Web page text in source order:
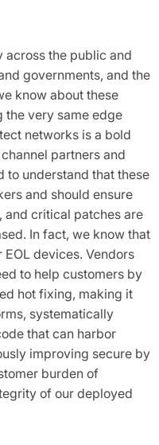
across the public and
governments, and the
know about these
the very same edge
networks is a bold
partners and
to understand that these
and should ensure
and critical patches are
In fact, we know that
devices. Vendors
to help customers by
hot fixing, making it
systematically
that can harbor
improving secure by
burden of
of our deployed